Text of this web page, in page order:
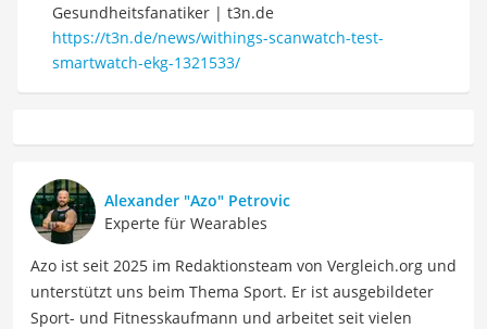
Gesundheitsfanatiker | t3n.de
https://t3n.de/news/withings-scanwatch-test-
smartwatch-ekg-1321533/
Alexander "Azo" Petrovic
Experte für Wearables
Azo ist seit 2025 im Redaktionsteam von Vergleich.org und
unterstützt uns beim Thema Sport. Er ist ausgebildeter
Sport- und Fitnesskaufmann und arbeitet seit vielen